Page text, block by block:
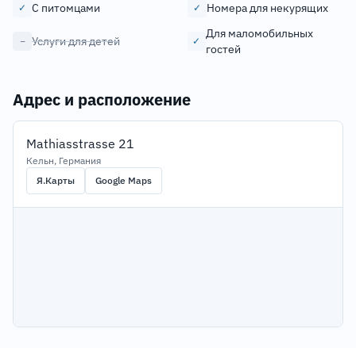
✓ С питомцами ✓ Номера для некурящих
− Услуги для детей ✓
Для маломобильных
гостей
Адрес и расположение
Mathiasstrasse 21
Кельн, Германия
Я.Карты
Google Maps